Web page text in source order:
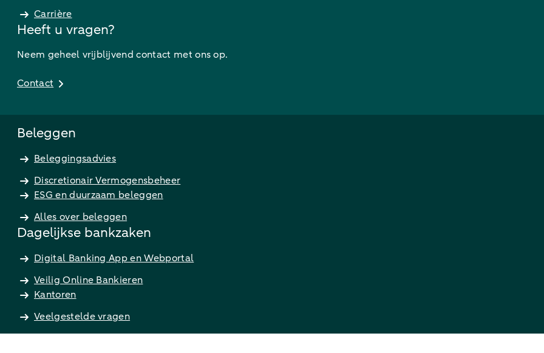
Carrière
Heeft u vragen?
Neem geheel vrijblijvend contact met ons op.
Contact
Beleggen
Beleggingsadvies
Discretionair Vermogensbeheer
ESG en duurzaam beleggen
Alles over beleggen
Dagelijkse bankzaken
Digital Banking App en Webportal
Veilig Online Bankieren
Kantoren
Veelgestelde vragen